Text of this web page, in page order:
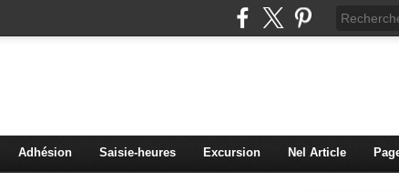
Adhésion Saisie-heures Excursion Nel Article